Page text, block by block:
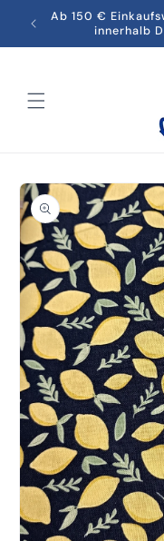
zumAb 150 €
innerhalb